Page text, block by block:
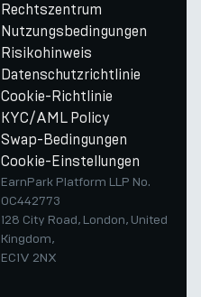
Rechtszentrum
Nutzungsbedingungen
Risikohinweis
Datenschutzrichtlinie
Cookie-Richtlinie
KYC/AML Policy
Swap-Bedingungen
Cookie-Einstellungen
EarnPark Platform LLP No.
OC442773
128 City Road, London, United
Kingdom,
EC1V 2NX